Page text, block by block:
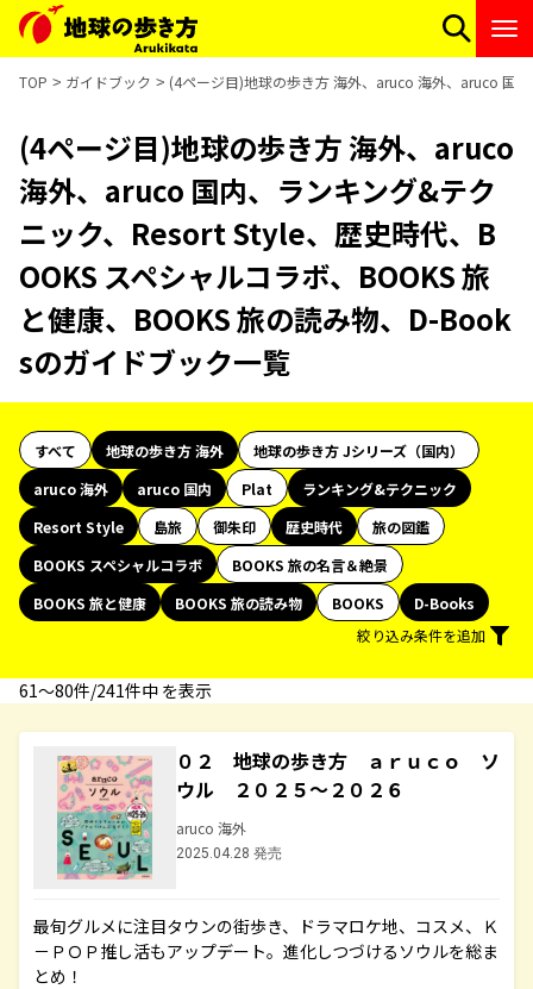
TOP ガイドブック (4ページ目)地球の歩き方 海外、aruco 海外、aruco 国
(4ページ目)地球の歩き方 海外、aruco
海外、aruco 国内、ランキング&テク
ニック、Resort Style、歴史時代、B
OOKS スペシャルコラボ、BOOKS 旅
と健康、BOOKS 旅の読み物、D-Book
sのガイドブック一覧
すべて 地球の歩き方 海外
地球の歩き方 Jシリーズ（国内）
aruco 海外
aruco 国内 Plat
ランキング&テクニック
Resort Style
島旅 御朱印 歴史時代
旅の図鑑
BOOKS スペシャルコラボ
BOOKS 旅の名言＆絶景
BOOKS 旅と健康
BOOKS 旅の読み物 BOOKS
D-Books
絞り込み条件を追加
61〜80件/241件中 を表示
０２ 地球の歩き方 ａｒｕｃｏ ソ
ウル ２０２５～２０２６
aruco 海外
2025.04.28 発売
最旬グルメに注目タウンの街歩き、ドラマロケ地、コスメ、Ｋ
－ＰＯＰ推し活もアップデート。進化しつづけるソウルを総ま
とめ！